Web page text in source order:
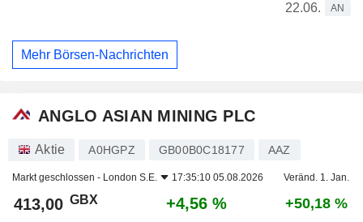
22.06.
AN
Mehr Börsen-Nachrichten
ANGLO ASIAN MINING PLC
Aktie A0HGPZ GB00B0C18177 AAZ
Markt geschlossen - London S.E. 17:35:10 05.08.2026 Veränd. 1. Jan.
413,00 GBX +4,56 % +50,18 %